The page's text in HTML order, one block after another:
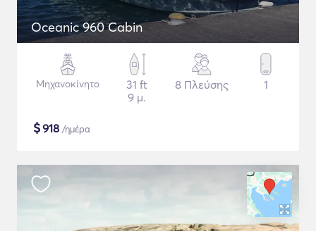
Oceanic 960 Cabin
Μηχανοκίνητο
31 ft
9 μ.
8 Πλεύσης 1
$918 /ημέρα